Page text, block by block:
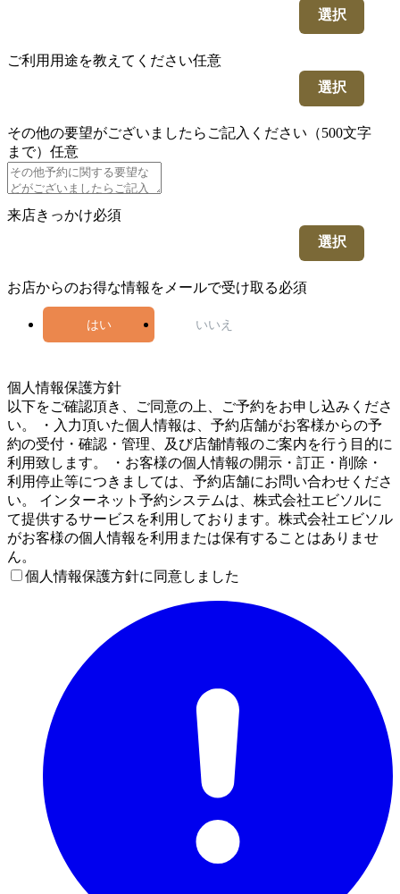
選択
ご利用用途を教えてください任意
選択
その他の要望がございましたらご記入ください（500文字
まで） 任意
来店きっかけ必須
選択
お店からのお得な情報をメールで受け取る必須
はい いいえ
個人情報保護方針
以下をご確認頂き、ご同意の上、ご予約をお申し込みくださ
い。 ・入力頂いた個人情報は、予約店舗がお客様からの予
約の受付・確認・管理、及び店舗情報のご案内を行う目的に
利用致します。 ・お客様の個人情報の開示・訂正・削除・
利用停止等につきましては、予約店舗にお問い合わせくださ
い。 インターネット予約システムは、株式会社エビソルに
て提供するサービスを利用しております。株式会社エビソル
がお客様の個人情報を利用または保有することはありませ
ん。
個人情報保護方針に同意しました